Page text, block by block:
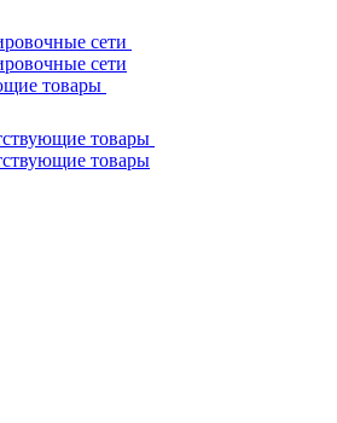
сети
сети
товары
товары
товары